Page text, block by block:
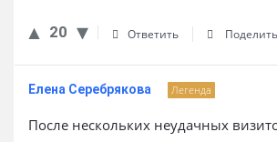
20 Ответить
Елена Серебрякова Легенда
После нескольких неудачных